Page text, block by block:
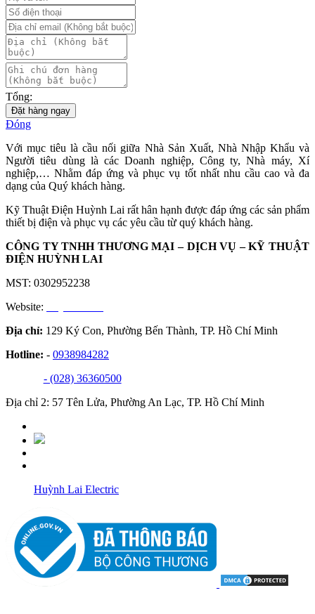
Tổng:
Đặt hàng ngay
Đóng
Với mục tiêu là cầu nối giữa Nhà Sản Xuất, Nhà Nhập Khẩu và
Người tiêu dùng là các Doanh nghiệp, Công ty, Nhà máy, Xí
nghiệp,… Nhằm đáp ứng và phục vụ tốt nhất nhu cầu cao và đa
dạng của Quý khách hàng.
Kỹ Thuật Điện Huỳnh Lai rất hân hạnh được đáp ứng các sản phẩm
thiết bị điện và phục vụ các yêu cầu từ quý khách hàng.
CÔNG TY TNHH THƯƠNG MẠI – DỊCH VỤ – KỸ THUẬT
ĐIỆN HUỲNH LAI
MST: 0302952238
Website:
Địa chỉ: 129 Ký Con, Phường Bến Thành, TP. Hồ Chí Minh
Hotline: - 0938984282
- (028) 36360500
Địa chỉ 2: 57 Tên Lửa, Phường An Lạc, TP. Hồ Chí Minh
Huỳnh Lai Electric